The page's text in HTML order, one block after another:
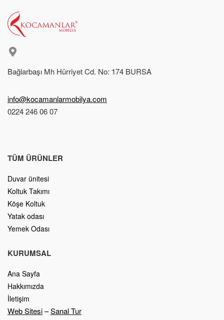
Bağlarbaşı Mh Hürriyet Cd. No: 174 BURSA
info@kocamanlarmobilya.com
0224 246 06 07
TÜM ÜRÜNLER
Duvar ünitesi
Koltuk Takımı
Köşe Koltuk
Yatak odası
Yemek Odası
KURUMSAL
Ana Sayfa
Hakkımızda
İletişim
Web Sitesi–Sanal Tur